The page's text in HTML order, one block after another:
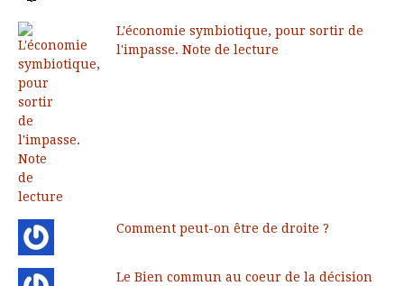
L'économie symbiotique, pour sortir de
l'impasse. Note de lecture
Comment peut-on être de droite ?
Le Bien commun au coeur de la décision